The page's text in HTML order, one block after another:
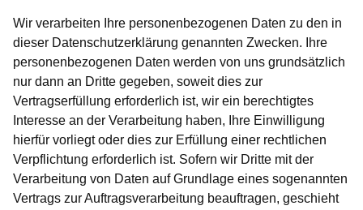
Wir verarbeiten Ihre personenbezogenen Daten zu den in
dieser Datenschutzerklärung genannten Zwecken. Ihre
personenbezogenen Daten werden von uns grundsätzlich
nur dann an Dritte gegeben, soweit dies zur
Vertragserfüllung erforderlich ist, wir ein berechtigtes
Interesse an der Verarbeitung haben, Ihre Einwilligung
hierfür vorliegt oder dies zur Erfüllung einer rechtlichen
Verpflichtung erforderlich ist. Sofern wir Dritte mit der
Verarbeitung von Daten auf Grundlage eines sogenannten
Vertrags zur Auftragsverarbeitung beauftragen, geschieht